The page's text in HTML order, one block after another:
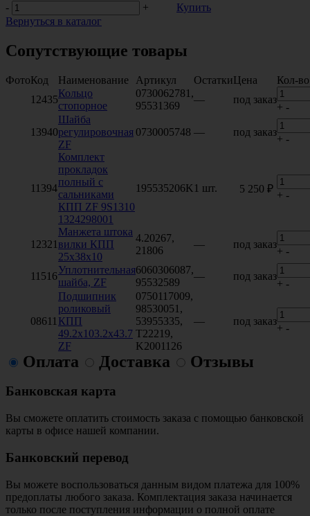
-
+
Купить
Вернуться в каталог
Сопутствующие товары
ФотоКод Наименование Артикул ОстаткиЦена
Кол-во
12435
Кольцо
стопорное
0730062781,
95531369
— под заказ
+ -
13940
Шайба
регулировочная
ZF
0730005748 — под заказ
+ -
11394
Комплект
прокладок
полный с
сальниками
КПП ZF 9S1310
1324298001
195535206K 1 шт. 5 250 ₽
+ -
12321
Манжета штока
вилки КПП
25х38х10
4.20267,
21806
— под заказ
+ -
11516
Уплотнительная
шайба, ZF
6060306087,
95532589
— под заказ
+ -
08611
Подшипник
роликовый
КПП
49.2x103.2x43.7
ZF
0750117009,
98530051,
53955335,
T22219,
K2001126
— под заказ
+ -
Оплата Доставка Отзывы
Банковская карта
Вы сможете оплатить стоимость заказа с помощью банковской
карты в офисе нашей компании.
Банковский перевод
Вы можете воспользоваться данным видом платежа для 100%
предоплаты любого заказа. Комплектация заказа начинается
только после поступления информации о полной оплате